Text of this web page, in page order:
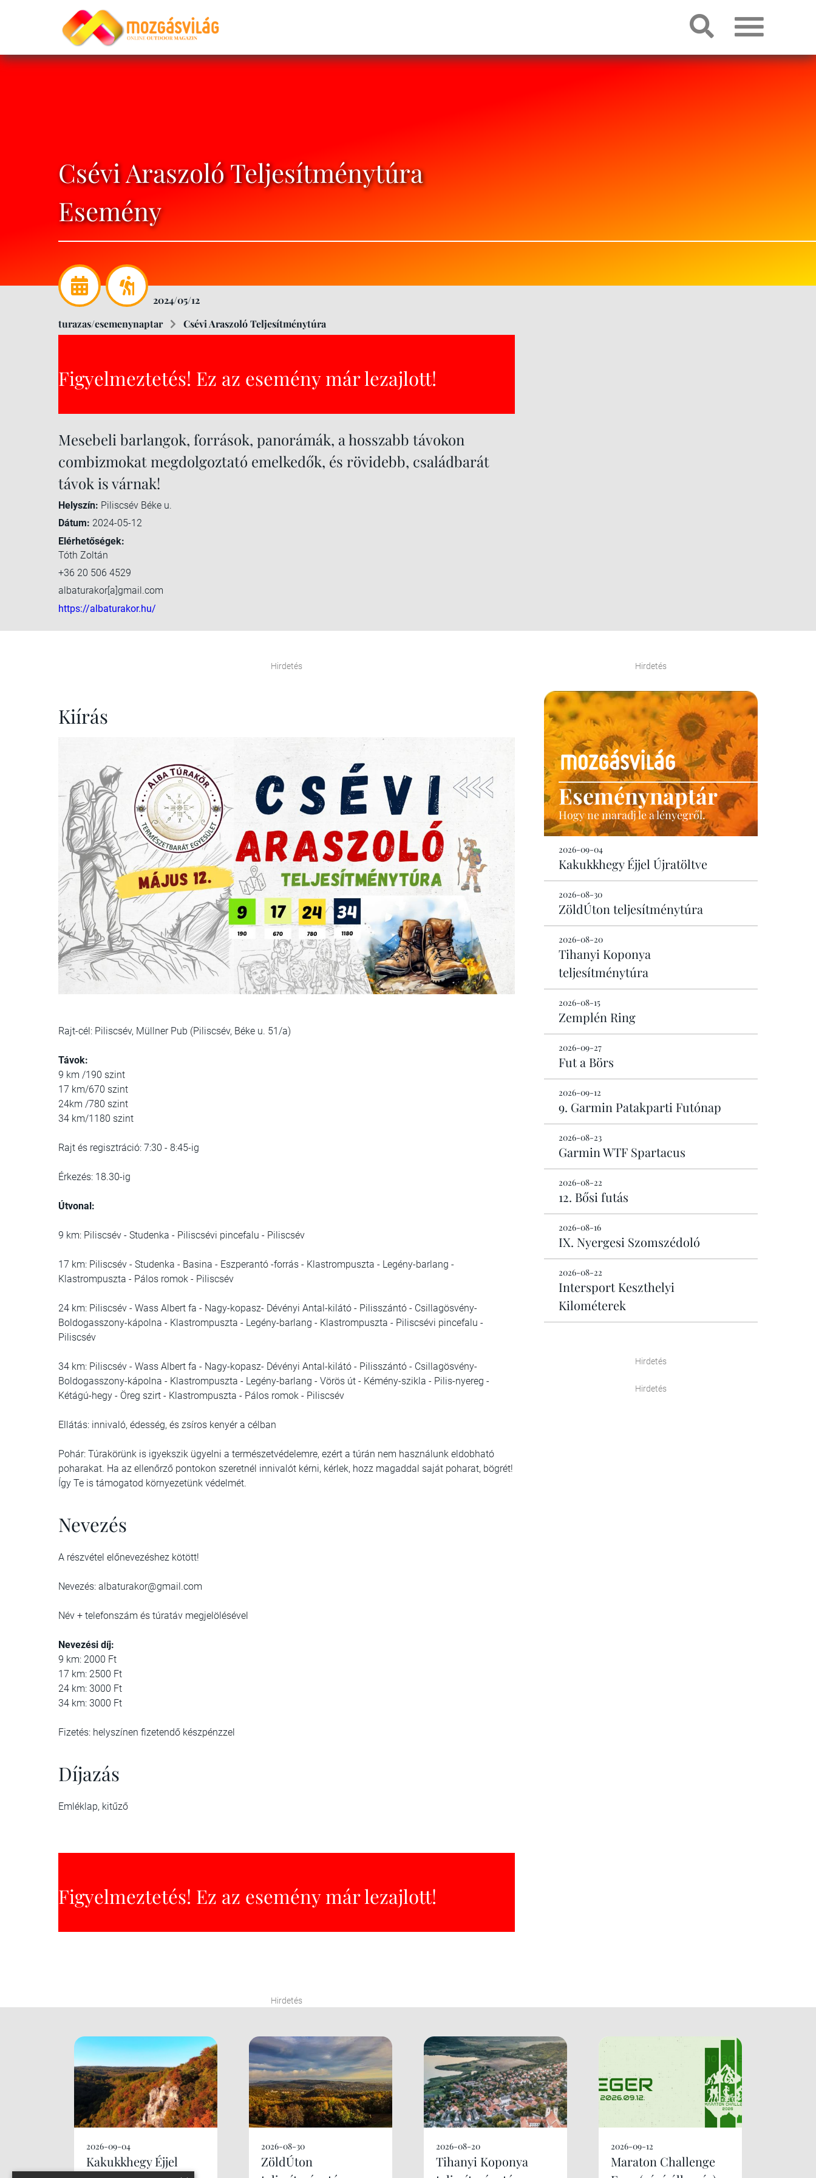
Csévi Araszoló Teljesítménytúra
Esemény
2024/05/12
turazas/esemenynaptar
Csévi Araszoló Teljesítménytúra
Figyelmeztetés! Ez az esemény már lezajlott!
Mesebeli barlangok, források, panorámák, a hosszabb távokon
combizmokat megdolgoztató emelkedők, és rövidebb, családbarát
távok is várnak!
Helyszín: Piliscsév Béke u.
Dátum: 2024-05-12
Elérhetőségek:
Tóth Zoltán
+36 20 506 4529
albaturakor[a]gmail.com
https://albaturakor.hu/
Hirdetés
Kiírás
Rajt-cél: Piliscsév, Müllner Pub (Piliscsév, Béke u. 51/a)
Távok:
9 km /190 szint
17 km/670 szint
24km /780 szint
34 km/1180 szint
Rajt és regisztráció: 7:30 - 8:45-ig
Érkezés: 18.30-ig
Útvonal:
9 km: Piliscsév - Studenka - Piliscsévi pincefalu - Piliscsév
17 km: Piliscsév - Studenka - Basina - Eszperantó -forrás - Klastrompuszta - Legény-barlang -
Klastrompuszta - Pálos romok - Piliscsév
24 km: Piliscsév - Wass Albert fa - Nagy-kopasz- Dévényi Antal-kilátó - Pilisszántó - Csillagösvény-
Boldogasszony-kápolna - Klastrompuszta - Legény-barlang - Klastrompuszta - Piliscsévi pincefalu -
Piliscsév
34 km: Piliscsév - Wass Albert fa - Nagy-kopasz- Dévényi Antal-kilátó - Pilisszántó - Csillagösvény-
Boldogasszony-kápolna - Klastrompuszta - Legény-barlang - Vörös út - Kémény-szikla - Pilis-nyereg -
Kétágú-hegy - Öreg szirt - Klastrompuszta - Pálos romok - Piliscsév
Ellátás: innivaló, édesség, és zsíros kenyér a célban
Pohár: Túrakörünk is igyekszik ügyelni a természetvédelemre, ezért a túrán nem használunk eldobható
poharakat. Ha az ellenőrző pontokon szeretnél innivalót kérni, kérlek, hozz magaddal saját poharat, bögrét!
Így Te is támogatod környezetünk védelmét.
Nevezés
A részvétel előnevezéshez kötött!​​
Nevezés: albaturakor@gmail.com
Név + telefonszám és túratáv megjelölésével
Nevezési díj:
9 km: 2000 Ft
17 km: 2500 Ft
24 km: 3000 Ft
34 km: 3000 Ft
Fizetés: helyszínen fizetendő készpénzzel
Díjazás
Emléklap, kitűző
Figyelmeztetés! Ez az esemény már lezajlott!
Hirdetés
Hirdetés
Eseménynaptár
Hogy ne maradj le a lényegről.
2026-09-04
Kakukkhegy Éjjel Újratöltve
2026-08-30
ZöldÚton teljesítménytúra
2026-08-20
Tihanyi Koponya
teljesítménytúra
2026-08-15
Zemplén Ring
2026-09-27
Fut a Börs
2026-09-12
9. Garmin Patakparti Futónap
2026-08-23
Garmin WTF Spartacus
2026-08-22
12. Bősi futás
2026-08-16
IX. Nyergesi Szomszédoló
2026-08-22
Intersport Keszthelyi
Kilométerek
Hirdetés
Hirdetés
2026-09-04
Kakukkhegy Éjjel
2026-08-30
ZöldÚton
2026-08-20
Tihanyi Koponya
2026-09-12
Maraton Challenge